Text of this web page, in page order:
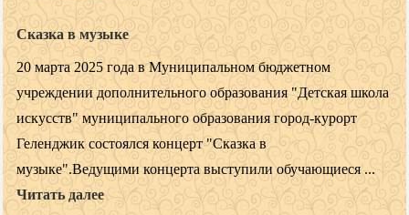
Сказка в музыке
20 марта 2025 года в Муниципальном бюджетном
учреждении дополнительного образования "Детская школа
искусств" муниципального образования город-курорт
Геленджик состоялся концерт "Сказка в
музыке".Ведущими концерта выступили обучающиеся ...
Читать далее